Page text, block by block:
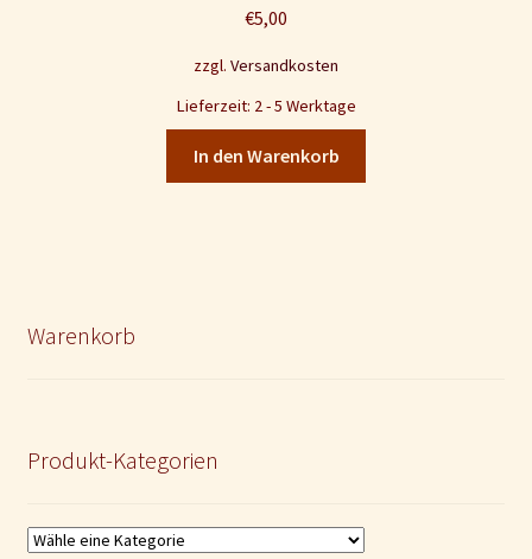
€5,00
zzgl. Versandkosten
Lieferzeit: 2 - 5 Werktage
In den Warenkorb
Warenkorb
Produkt-Kategorien